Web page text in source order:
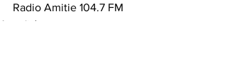
Radio Amitie 104.7 FM
Actualités